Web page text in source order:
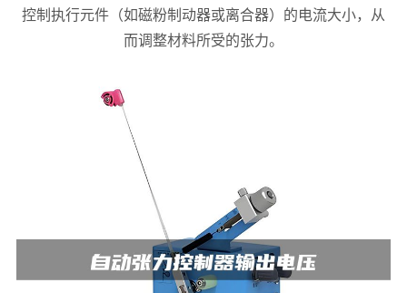
控制执行元件（如磁粉制动器或离合器）的电流大小，从
而调整材料所受的张力。